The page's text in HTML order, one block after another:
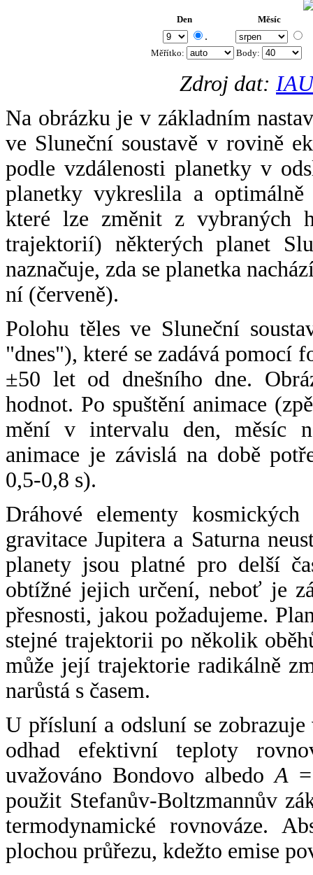
Den Měsíc
.
Měřítko: Body:
Zdroj dat:
Na obrázku je v základním
ve Sluneční soustavě v rovině
podle vzdálenosti planetky v
planetky vykreslila a
které lze změnit z vybraných
trajektorií) některých planet
naznačuje, zda se planetka
ní (červeně).
Polohu těles ve Sluneční
"dnes"), které se zadává pomocí
±50 let od dnešního dne.
hodnot. Po spuštění animace
mění v intervalu den, měsíc
animace je závislá na době
0,5-0,8 s).
Dráhové elementy
gravitace Jupitera a Saturna
planety jsou platné pro delší
obtížné jejich určení, neboť je
přesnosti, jakou požadujeme.
stejné trajektorii po několik
může její trajektorie radikálně
narůstá s časem.
U přísluní a odsluní se
odhad efektivní teploty
uvažováno Bondovo albedoA
použit Stefanův-Boltzmannův
termodynamické rovnováze.
plochou průřezu, kdežto emise